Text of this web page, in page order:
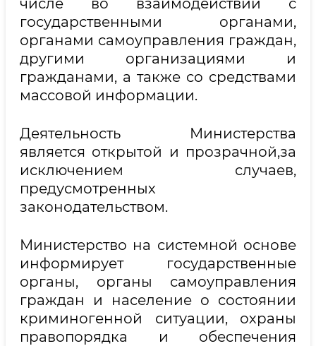
числе во взаимодействии с
государственными органами,
органами самоуправления граждан,
другими организациями и
гражданами, а также со средствами
массовой информации.
Деятельность Министерства
является открытой и прозрачной,за
исключением случаев,
предусмотренных
законодательством.
Министерство на системной основе
информирует государственные
органы, органы самоуправления
граждан и население о состоянии
криминогенной ситуации, охраны
правопорядка и обеспечения